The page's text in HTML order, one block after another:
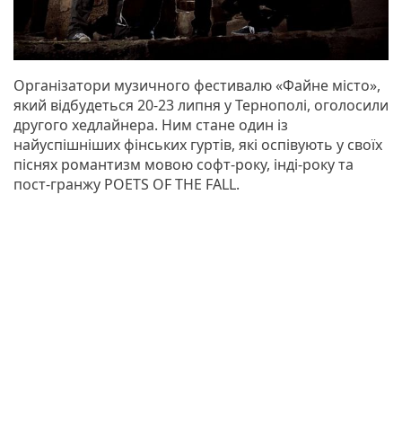
Організатори музичного фестивалю «Файне місто»,
який відбудеться 20-23 липня у Тернополі, оголосили
другого хедлайнера. Ним стане один із
найуспішніших фінських гуртів, які оспівують у своїх
піснях романтизм мовою софт-року, інді-року та
пост-гранжу POETS OF THE FALL.